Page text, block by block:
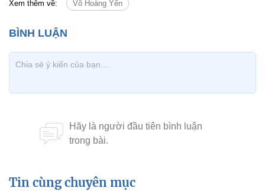
Xem thêm về: Võ Hoàng Yến
Tin cùng chuyên mục